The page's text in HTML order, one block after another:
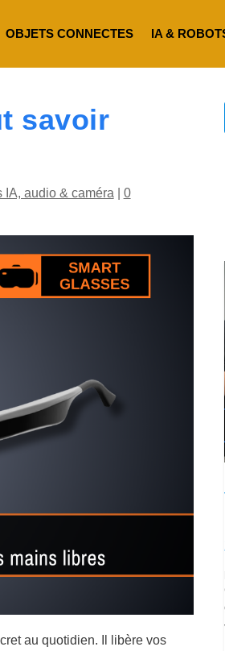
OBJETS CONNECTES IA &
savoir
IA, audio & caméra
0
au quotidien. Il libère vos